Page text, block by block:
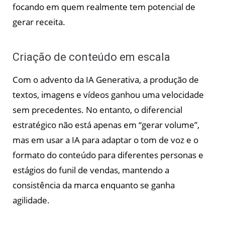
focando em quem realmente tem potencial de
gerar receita.
Criação de conteúdo em escala
Com o advento da IA Generativa, a produção de
textos, imagens e vídeos ganhou uma velocidade
sem precedentes. No entanto, o diferencial
estratégico não está apenas em “gerar volume”,
mas em usar a IA para adaptar o tom de voz e o
formato do conteúdo para diferentes personas e
estágios do funil de vendas, mantendo a
consistência da marca enquanto se ganha
agilidade.